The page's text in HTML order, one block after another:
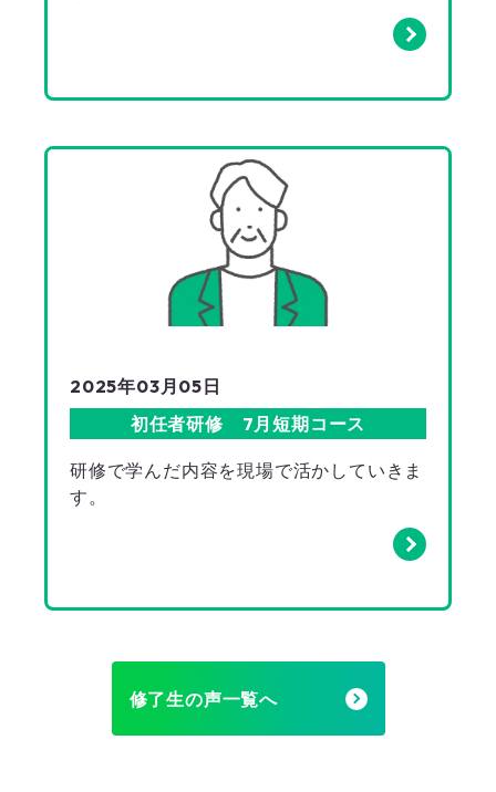
2025年03月05日
初任者研修 7月短期コース
研修で学んだ内容を現場で活かしていきま
す。
修了生の声一覧へ